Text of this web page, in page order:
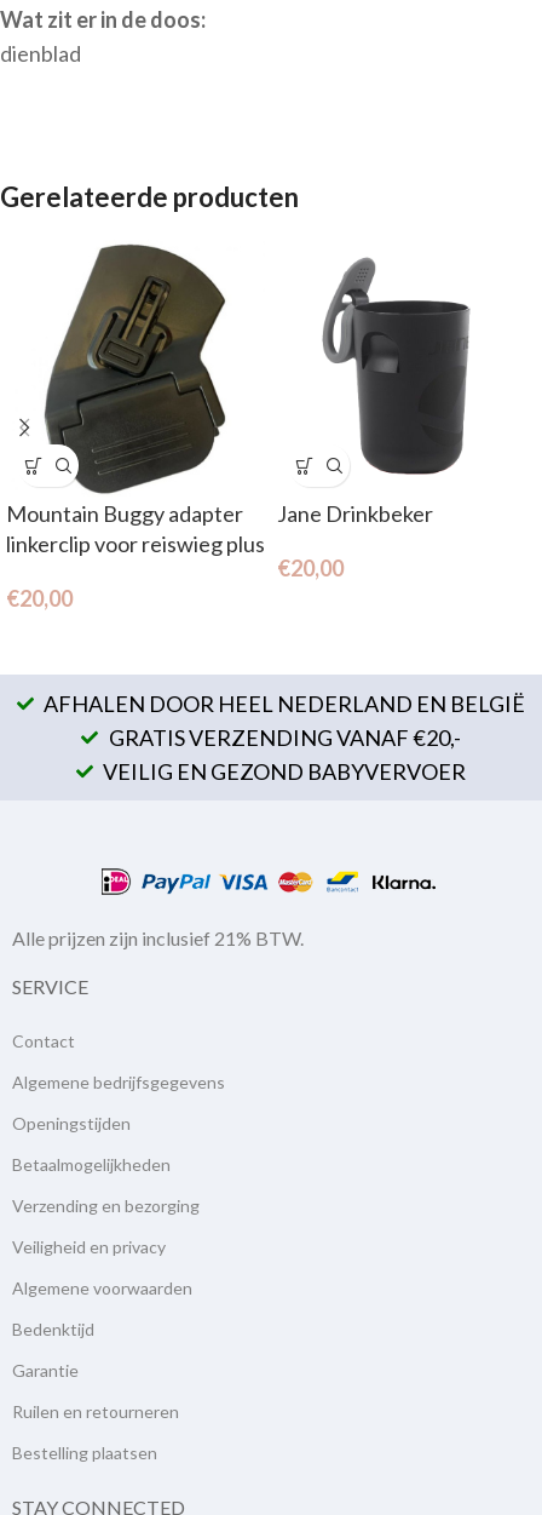
Wat zit er in de doos:
dienblad
Gerelateerde producten
Mountain Buggy adapter
linkerclip voor reiswieg plus
€20,00
Jane Drinkbeker
€20,00
AFHALEN DOOR HEEL NEDERLAND EN BELGIË
GRATIS VERZENDING VANAF €20,-
VEILIG EN GEZOND BABYVERVOER
Alle prijzen zijn inclusief 21% BTW.
SERVICE
Contact
Algemene bedrijfsgegevens
Openingstijden
Betaalmogelijkheden
Verzending en bezorging
Veiligheid en privacy
Algemene voorwaarden
Bedenktijd
Garantie
Ruilen en retourneren
Bestelling plaatsen
STAY CONNECTED